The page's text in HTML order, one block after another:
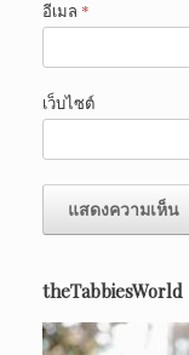
อีเมล *
เว็บไซต์
theTabbiesWorld